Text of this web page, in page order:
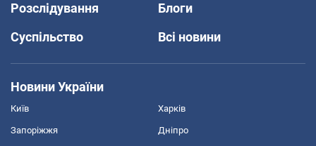
Розслідування
Блоги
Суспільство
Всі новини
Новини України
Київ Харків
Запоріжжя Дніпро